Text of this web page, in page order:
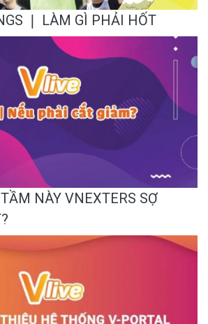
❘ LÀM GÌ PHẢI HỐT
NÀY VNEXTERS SỢ